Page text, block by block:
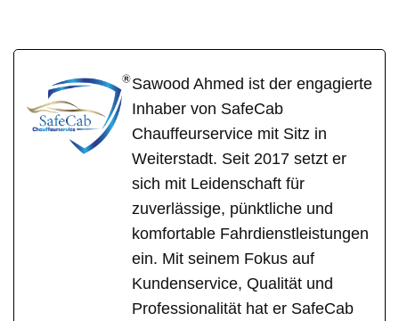
Sawood Ahmed ist der engagierte
Inhaber von SafeCab
Chauffeurservice mit Sitz in
Weiterstadt. Seit 2017 setzt er
sich mit Leidenschaft für
zuverlässige, pünktliche und
komfortable Fahrdienstleistungen
ein. Mit seinem Fokus auf
Kundenservice, Qualität und
Professionalität hat er SafeCab